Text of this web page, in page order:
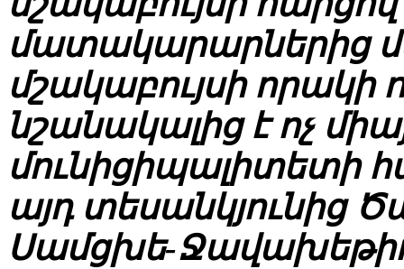
մատակարարներից
մշակաբույսի որակի
նշանակալից է ոչ
մունիցիպալիտետի
այդ տեսանկյունից
Սամցխե-